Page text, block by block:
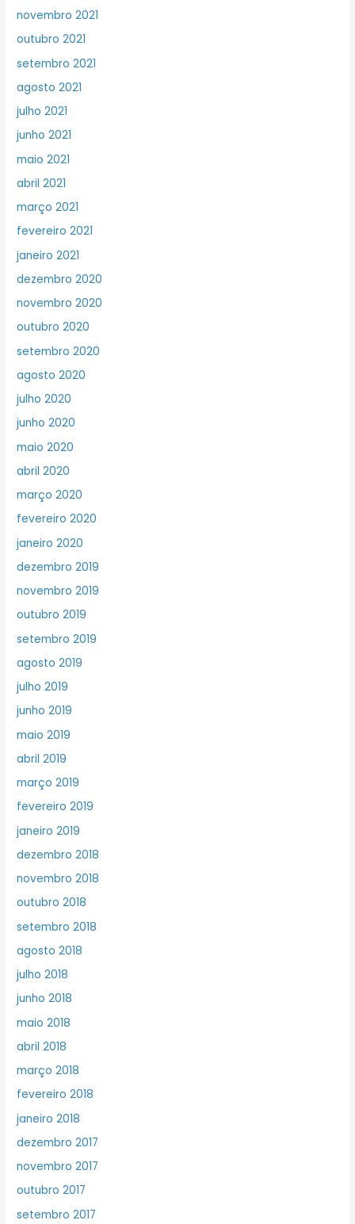
novembro 2021
outubro 2021
setembro 2021
agosto 2021
julho 2021
junho 2021
maio 2021
abril 2021
março 2021
fevereiro 2021
janeiro 2021
dezembro 2020
novembro 2020
outubro 2020
setembro 2020
agosto 2020
julho 2020
junho 2020
maio 2020
abril 2020
março 2020
fevereiro 2020
janeiro 2020
dezembro 2019
novembro 2019
outubro 2019
setembro 2019
agosto 2019
julho 2019
junho 2019
maio 2019
abril 2019
março 2019
fevereiro 2019
janeiro 2019
dezembro 2018
novembro 2018
outubro 2018
setembro 2018
agosto 2018
julho 2018
junho 2018
maio 2018
abril 2018
março 2018
fevereiro 2018
janeiro 2018
dezembro 2017
novembro 2017
outubro 2017
setembro 2017